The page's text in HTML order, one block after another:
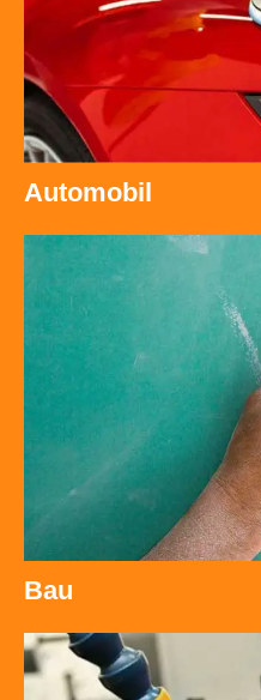
Automobil
Bau